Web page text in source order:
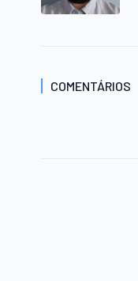
COMENTÁRIOS